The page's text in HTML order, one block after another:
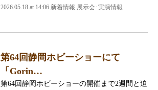
2026.05.18 at 14:06 新着情報 展示会･実演情報
第64回静岡ホビーショーにて
「Gorin…
第64回静岡ホビーショーの開催まで2週間と迫